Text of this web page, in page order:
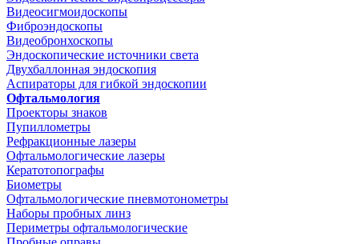
Видеосигмоидоскопы
Фиброэндоскопы
Видеобронхоскопы
Эндоскопические источники света
Двухбаллонная эндоскопия
Аспираторы для гибкой эндоскопии
Офтальмология
Проекторы знаков
Пупиллометры
Рефракционные лазеры
Офтальмологические лазеры
Кератотопографы
Биометры
Офтальмологические пневмотонометры
Наборы пробных линз
Периметры офтальмологические